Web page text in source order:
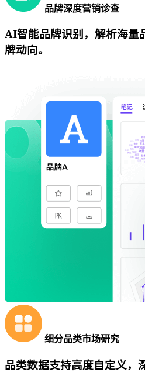
品牌深度营销诊查
AI智能品牌识别，解析海量
牌动向。
细分品类市场研究
品类数据支持高度自定义，